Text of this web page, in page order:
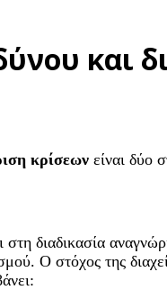
και
κρίσεων είναι δύο
στη διαδικασία
Ο στόχος της